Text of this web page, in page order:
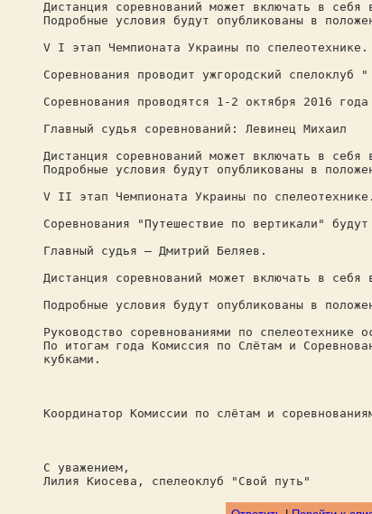
Дистанция соревнований может включать в себя
Подробные условия будут опубликованы в
V I этап Чемпионата Украины по
Соревнования проводит ужгородский
Соревнования проводятся 1-2 октября 2016
Главный судья соревнований: Левинец Михаил
Дистанция соревнований может включать в себя
Подробные условия будут опубликованы в
V II этап Чемпионата Украины по
Соревнования "Путешествие по вертикали"
Главный судья – Дмитрий Беляев.
Дистанция соревнований может включать в
Подробные условия будут опубликованы в
Руководство соревнованиями по спелеотехнике
По итогам года Комиссия по Слётам и
кубками.
Координатор Комиссии по слётам и
С уважением,
Лилия Киосева, спелеоклуб "Свой путь"